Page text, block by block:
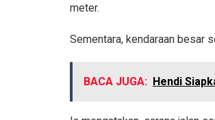
meter.
Sementara, kendaraan besar
BACA JUGA: Hendi